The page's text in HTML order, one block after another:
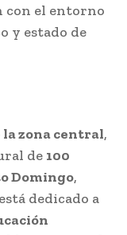
con el entorno
y estado de
la zona central,
de 100
Domingo,
dedicado a